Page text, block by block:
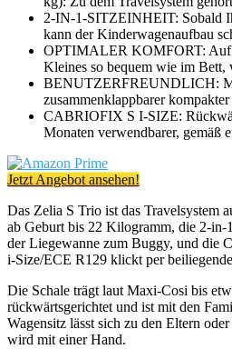
2-IN-1-SITZEINHEIT: Sobald
kann der Kinderwagenaufbau
OPTIMALER KOMFORT: Auf
Kleines so bequem wie im Bett,
BENUTZERFREUNDLICH:
zusammenklappbarer
CABRIOFIX S I-SIZE:
Monaten verwendbarer, gemäß
Jetzt Angebot ansehen!
Das Zelia S Trio ist das Travelsystem
ab Geburt bis 22 Kilogramm, die 2-in-
der Liegewanne zum Buggy, und die
i-Size/ECE R129 klickt per
Die Schale trägt laut Maxi-Cosi bis
rückwärtsgerichtet und ist mit den
Wagensitz lässt sich zu den Eltern
wird mit einer Hand.